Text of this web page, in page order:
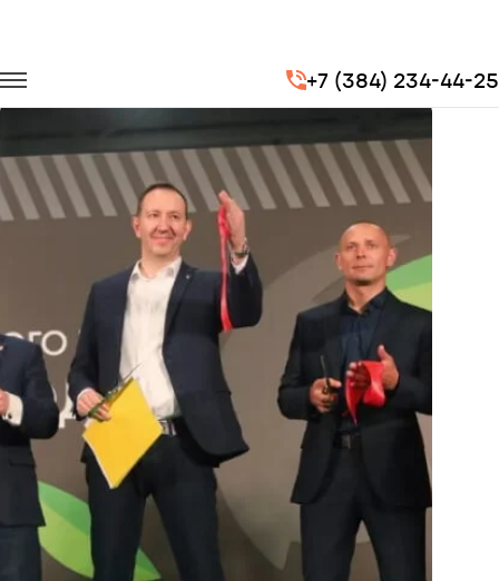
+7 (384) 234-44-25
Корпоративные перевозки
Турбофутбол X5 Retail Group